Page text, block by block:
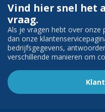
Vind hier snel het
vraag.
Als je vragen hebt over
dan onze
bedrijfsgegevens,
verschillende manieren om